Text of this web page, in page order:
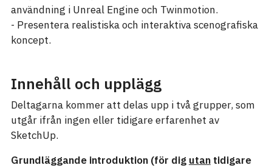
användning i Unreal Engine och Twinmotion.
- Presentera realistiska och interaktiva scenografiska
koncept.
Innehåll och upplägg
Deltagarna kommer att delas upp i två grupper, som
utgår ifrån ingen eller tidigare erfarenhet av
SketchUp.
Grundläggande introduktion (för dig utantidigare